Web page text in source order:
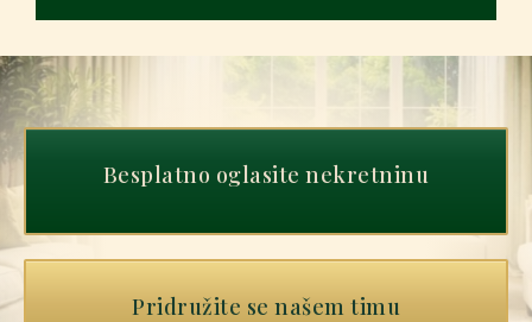
Besplatno oglasite nekretninu
Pridružite se našem timu